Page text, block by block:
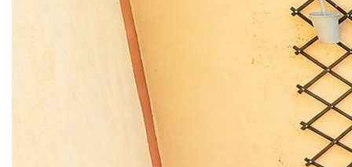
Au coeur de la ville d'Orange, laissez-vous séduire par
cette MAISON DE CARACTERE pleine de charme !